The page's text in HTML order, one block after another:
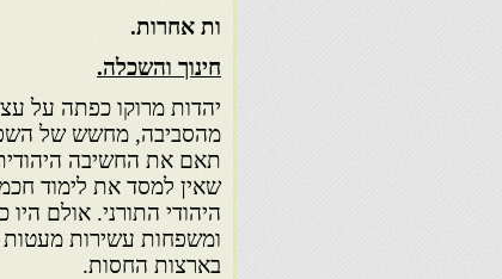
ות אחרות.
חינוך והשכלה.
יהדות מרוקו כפתה על
מהסביבה, מחשש של
תאם את החשיבה
שאין למסד את לימוד
היהודי התורני. אולם
ומשפחות עשירות
בארצות החסות.